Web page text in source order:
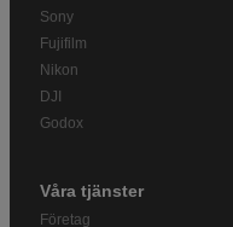
Sony
Fujifilm
Nikon
DJI
Godox
Våra tjänster
Företag